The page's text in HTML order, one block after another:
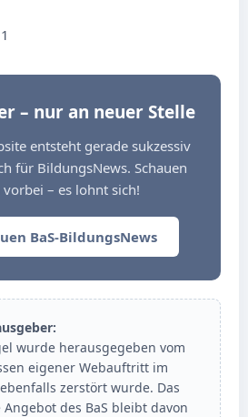
– nur an neuer Stelle
entsteht gerade sukzessiv
für BildungsNews. Schauen
vorbei – es lohnt sich!
BaS-BildungsNews
wurde herausgegeben vom
eigener Webauftritt im
zerstört wurde. Das
des BaS bleibt davon